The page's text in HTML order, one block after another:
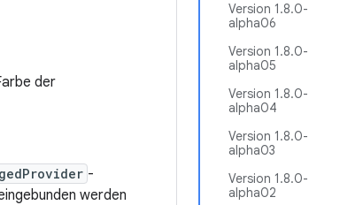
Version 1.8.0-
alpha06
Version 1.8.0-
alpha05
Version 1.8.0-
alpha04
Version 1.8.0-
alpha03
Version 1.8.0-
alpha02
der
-
werden